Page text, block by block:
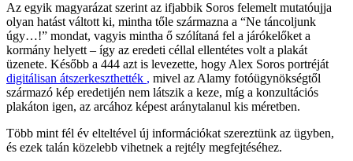
Az egyik magyarázat szerint az ifjabbik Soros felemelt mutatóujja
olyan hatást váltott ki, mintha tőle származna a “Ne táncoljunk
úgy…!” mondat, vagyis mintha ő szólítaná fel a járókelőket a
kormány helyett – így az eredeti céllal ellentétes volt a plakát
üzenete. Később a 444 azt is levezette, hogy Alex Soros portréját
digitálisan átszerkeszthették , mivel az Alamy fotóügynökségtől
származó kép eredetijén nem látszik a keze, míg a konzultációs
plakáton igen, az arcához képest aránytalanul kis méretben.
Több mint fél év elteltével új információkat szereztünk az ügyben,
és ezek talán közelebb vihetnek a rejtély megfejtéséhez.